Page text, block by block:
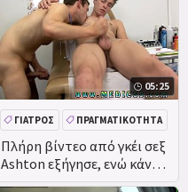
05:25
Πλήρη βίντεο από γκέι σεξ
Ashton εξήγησε, ενώ κάνει
κάποια
ΓΙΑΤΡΌΣ ΠΡΑΓΜΑΤΙΚΌΤΗΤΑ